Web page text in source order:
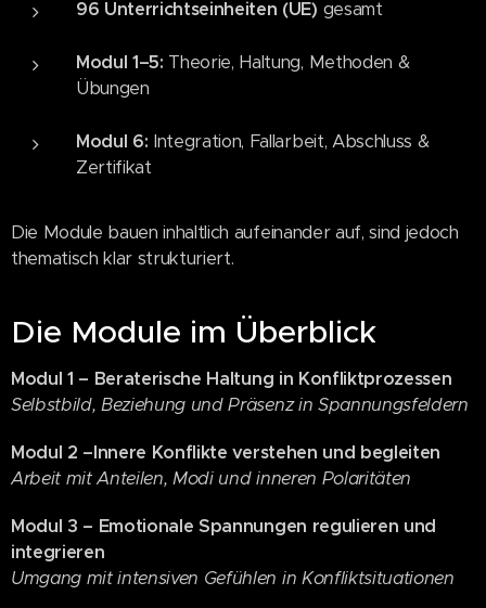
96 Unterrichtseinheiten (UE) gesamt
Modul 1–5: Theorie, Haltung, Methoden &
Übungen
Modul 6: Integration, Fallarbeit, Abschluss &
Zertifikat
Die Module bauen inhaltlich aufeinander auf, sind jedoch
thematisch klar strukturiert.
Die Module im Überblick
Modul 1 – Beraterische Haltung in Konfliktprozessen
Selbstbild, Beziehung und Präsenz in Spannungsfeldern
Modul 2 –Innere Konflikte verstehen und begleiten
Arbeit mit Anteilen, Modi und inneren Polaritäten
Modul 3 – Emotionale Spannungen regulieren und
integrieren
Umgang mit intensiven Gefühlen in Konfliktsituationen